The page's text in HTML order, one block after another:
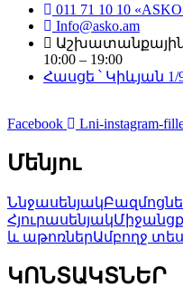
011 71 10 10
Info@asko.am
Աշխատանքային
10:00 – 19:00
Հասցե ՝ Կիևյան 1/
Facebook Lni-instagram-
Մենյու
Ննջասենյակ
ՀյուրասենյակՄիջանցք
և աթոռներԱմբողջ
ԿՈՆՏԱԿՏՆԵՐ